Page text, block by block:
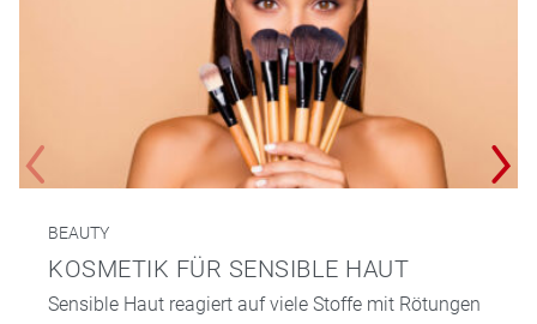
BEAUTY
KOSMETIK FÜR SENSIBLE HAUT
Sensible Haut reagiert auf viele Stoffe mit Rötungen